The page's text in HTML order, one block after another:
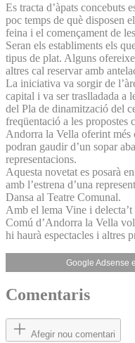
Es tracta d’àpats concebuts
poc temps de què disposen
feina i el començament de
Seran els establiments els
tipus de plat. Alguns
altres cal reservar amb
La iniciativa va sorgir de
capital i va ser traslladada a
del Pla de dinamització del
freqüentació a les propostes
Andorra la Vella oferint més
podran gaudir d’un sopar
representacions.
Aquesta novetat es posarà
amb l’estrena d’una
Dansa al Teatre Comunal.
Amb el lema Vine i
Comú d’Andorra la Vella
hi haurà espectacles i altres
Google Adsense
Comentaris
Afegir nou comentari